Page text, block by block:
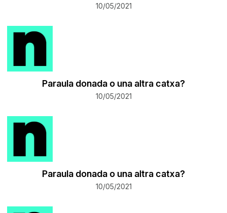
10/05/2021
Paraula donada o una altra catxa?
10/05/2021
Paraula donada o una altra catxa?
10/05/2021